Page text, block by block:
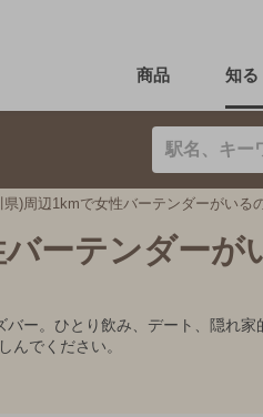
商品 知る
県)周辺1kmで女性バーテンダーがいる
ーテンダーが
ー。ひとり飲み、デート、隠れ
んでください。